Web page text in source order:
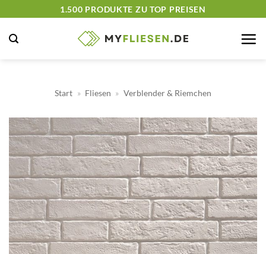
springen
1.500 PRODUKTE ZU TOP PREISEN
Start » Fliesen » Verblender & Riemchen